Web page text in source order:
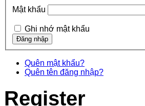
Mật khẩu
Ghi nhớ mật khẩu
Quên mật khẩu?
Quên tên đăng nhập?
Register